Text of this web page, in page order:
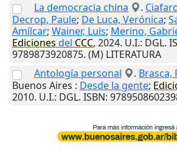
La democracia china
.
Decrop, Paule; De Luca, Verónica;
Amílcar; Wainer, Luis; Merino,
Ediciones del CCC, 2024. U.I.: DGL.
9789873920875. (M) LITERATURA
Antología personal
. Brasca,
Buenos Aires : Desde la gente;
2010. U.I.: DGL. ISBN: